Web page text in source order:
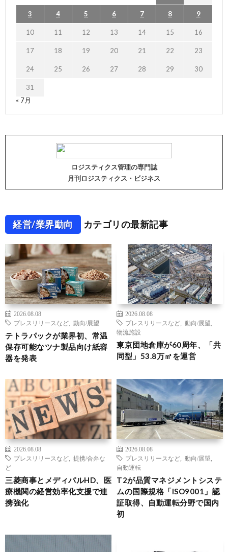
3 4 5 6 7 8 9
10 11 12 13 14 15 16
17 18 19 20 21 22 23
24 25 26 27 28 29 30
31
« 7月
ロジスティクス管理の専門誌
月刊ロジスティクス・ビジネス
経営/業界動向 カテゴリの最新記事
2026.08.08
プレスリリースなど
動向/展望
テトラパックが業界初、常温
保存可能なツナ製品向け紙容
器を発表
2026.08.08
プレスリリースなど
動向/展望
物流施設
東京団地倉庫が60周年、「共
同型」53.8万㎡を運営
2026.08.08
プレスリリースなど
提携/合弁な
ど
三菱商事とメディパルHD、医
療機関の経営効率化支援で連
携強化
2026.08.08
プレスリリースなど
動向/展望
自動運転
T2が品質マネジメントシステ
ムの国際規格「ISO9001」認
証取得、自動運転分野で国内
初